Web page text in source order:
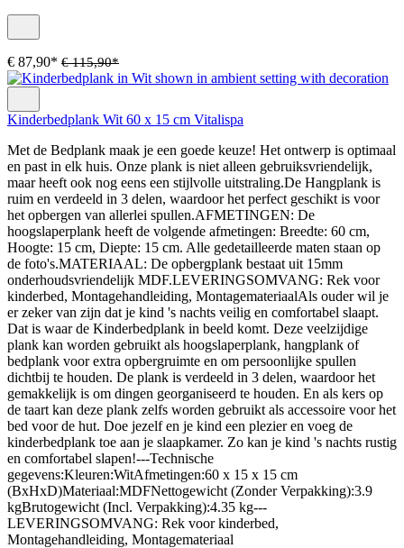
€ 87,90* € 115,90*
Kinderbedplank Wit 60 x 15 cm Vitalispa
Met de Bedplank maak je een goede keuze! Het ontwerp is optimaal
en past in elk huis. Onze plank is niet alleen gebruiksvriendelijk,
maar heeft ook nog eens een stijlvolle uitstraling.De Hangplank is
ruim en verdeeld in 3 delen, waardoor het perfect geschikt is voor
het opbergen van allerlei spullen.AFMETINGEN: De
hoogslaperplank heeft de volgende afmetingen: Breedte: 60 cm,
Hoogte: 15 cm, Diepte: 15 cm. Alle gedetailleerde maten staan op
de foto's.MATERIAAL: De opbergplank bestaat uit 15mm
onderhoudsvriendelijk MDF.LEVERINGSOMVANG: Rek voor
kinderbed, Montagehandleiding, MontagemateriaalAls ouder wil je
er zeker van zijn dat je kind 's nachts veilig en comfortabel slaapt.
Dat is waar de Kinderbedplank in beeld komt. Deze veelzijdige
plank kan worden gebruikt als hoogslaperplank, hangplank of
bedplank voor extra opbergruimte en om persoonlijke spullen
dichtbij te houden. De plank is verdeeld in 3 delen, waardoor het
gemakkelijk is om dingen georganiseerd te houden. En als kers op
de taart kan deze plank zelfs worden gebruikt als accessoire voor het
bed voor de hut. Doe jezelf en je kind een plezier en voeg de
kinderbedplank toe aan je slaapkamer. Zo kan je kind 's nachts rustig
en comfortabel slapen!---Technische
gegevens:Kleuren:WitAfmetingen:60 x 15 x 15 cm
(BxHxD)Materiaal:MDFNettogewicht (Zonder Verpakking):3.9
kgBrutogewicht (Incl. Verpakking):4.35 kg---
LEVERINGSOMVANG: Rek voor kinderbed,
Montagehandleiding, Montagemateriaal